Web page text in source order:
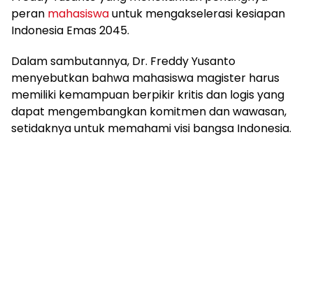
peran mahasiswauntuk mengakselerasi kesiapan
Indonesia Emas 2045.
Dalam sambutannya, Dr. Freddy Yusanto
menyebutkan bahwa mahasiswa magister harus
memiliki kemampuan berpikir kritis dan logis yang
dapat mengembangkan komitmen dan wawasan,
setidaknya untuk memahami visi bangsa Indonesia.